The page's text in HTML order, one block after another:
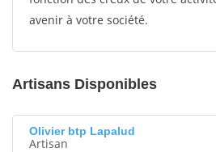
avenir à votre société.
Artisans Disponibles
Olivier btp Lapalud
Artisan